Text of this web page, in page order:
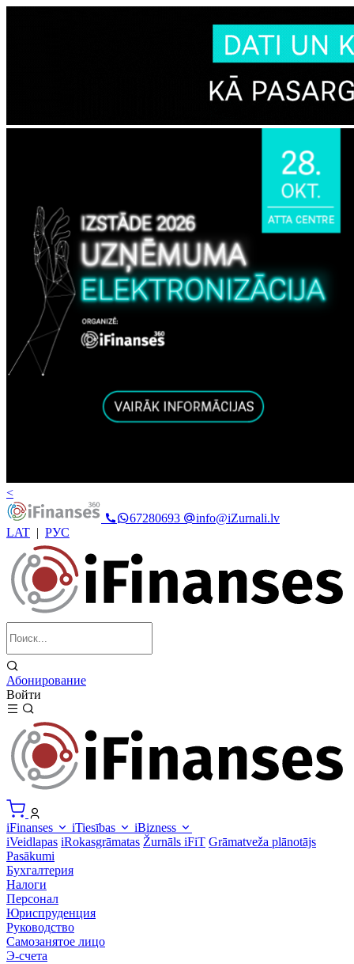
<
67280693
info@iZurnali.lv
LAT | РУС
Абонирование
Войти
iFinanses iTiesības
iBizness
iVeidlapas iRokasgrāmatas Žurnāls iFiT Grāmatveža plānotājs
Pasākumi
Бухгалтерия
Налоги
Персонал
Юриспруденция
Руководство
Самозанятое лицо
Э-счета